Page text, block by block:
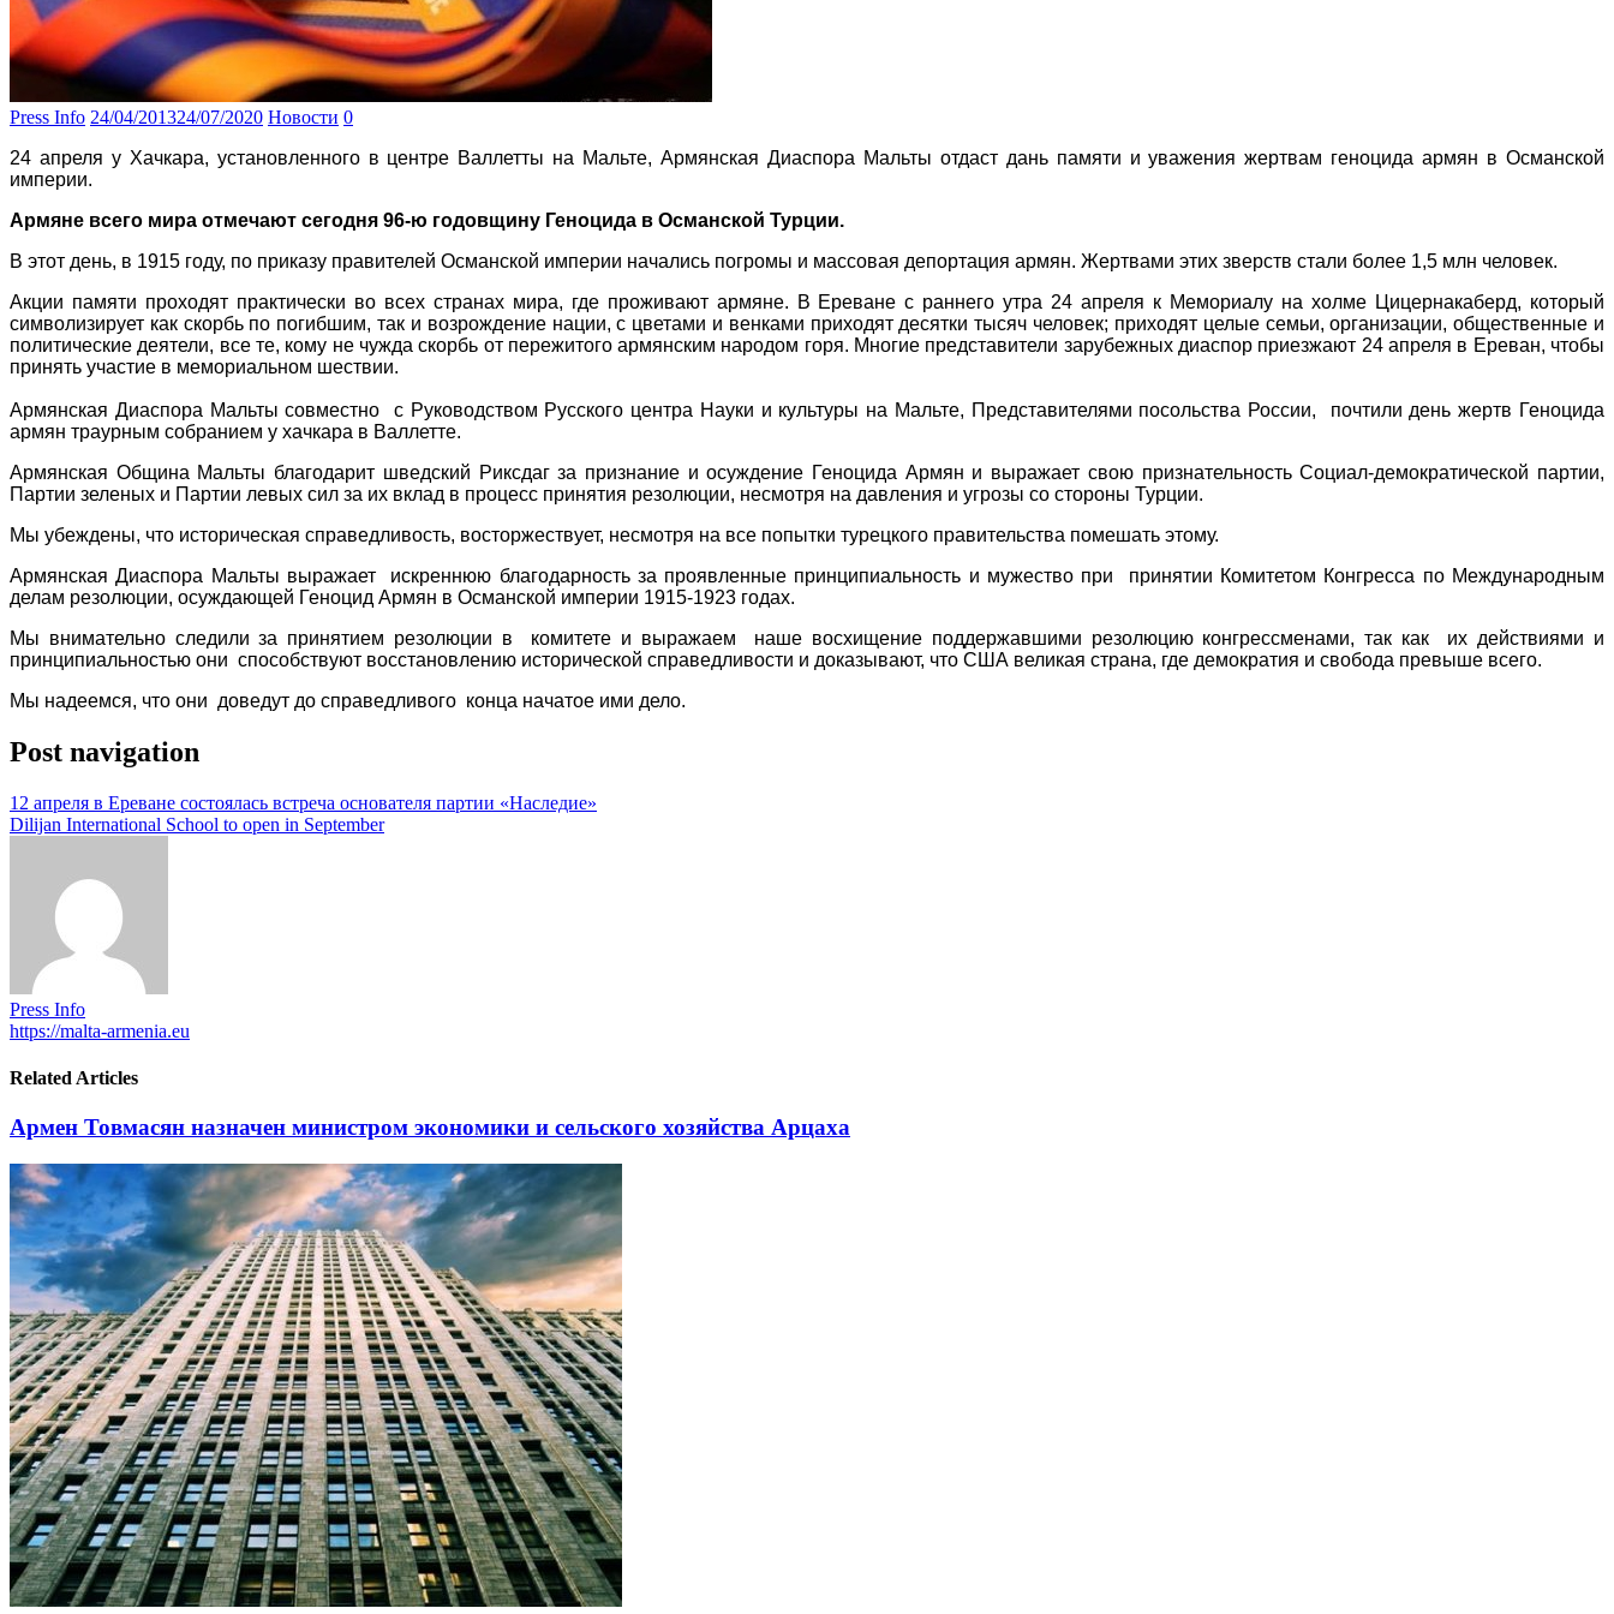
Press Info 24/04/201324/07/2020 Новости 0
24 апреля у Хачкара, установленного в центре Валлетты на Мальте, Армянская Диаспора Мальты отдаст дань памяти и уважения жертвам геноцида армян в Османской
империи.
Армяне всего мира отмечают сегодня 96-ю годовщину Геноцида в Османской Турции.
В этот день, в 1915 году, по приказу правителей Османской империи начались погромы и массовая депортация армян. Жертвами этих зверств стали более 1,5 млн человек.
Акции памяти проходят практически во всех странах мира, где проживают армяне. В Ереване с раннего утра 24 апреля к Мемориалу на холме Цицернакаберд, который
символизирует как скорбь по погибшим, так и возрождение нации, с цветами и венками приходят десятки тысяч человек; приходят целые семьи, организации, общественные и
политические деятели, все те, кому не чужда скорбь от пережитого армянским народом горя. Многие представители зарубежных диаспор приезжают 24 апреля в Ереван, чтобы
принять участие в мемориальном шествии.
Армянская Диаспора Мальты совместно с Руководством Русского центра Науки и культуры на Мальте, Представителями посольства России, почтили день жертв Геноцида
армян траурным собранием у хачкара в Валлетте.
Армянская Община Мальты благодарит шведский Риксдаг за признание и осуждение Геноцида Армян и выражает свою признательность Социал-демократической партии,
Партии зеленых и Партии левых сил за их вклад в процесс принятия резолюции, несмотря на давления и угрозы со стороны Турции.
Мы убеждены, что историческая справедливость, восторжествует, несмотря на все попытки турецкого правительства помешать этому.
Армянская Диаспора Мальты выражает искреннюю благодарность за проявленные принципиальность и мужество при принятии Комитетом Конгресса по Международным
делам резолюции, осуждающей Геноцид Армян в Османской империи 1915-1923 годах.
Мы внимательно следили за принятием резолюции в комитете и выражаем наше восхищение поддержавшими резолюцию конгрессменами, так как их действиями и
принципиальностью они способствуют восстановлению исторической справедливости и доказывают, что США великая страна, где демократия и свобода превыше всего.
Мы надеемся, что они доведут до справедливого конца начатое ими дело.
Post navigation
12 апреля в Ереване состоялась встреча основателя партии «Наследие»
Dilijan International School to open in September
Press Info
https://malta-armenia.eu
Related Articles
Армен Товмасян назначен министром экономики и сельского хозяйства Арцаха